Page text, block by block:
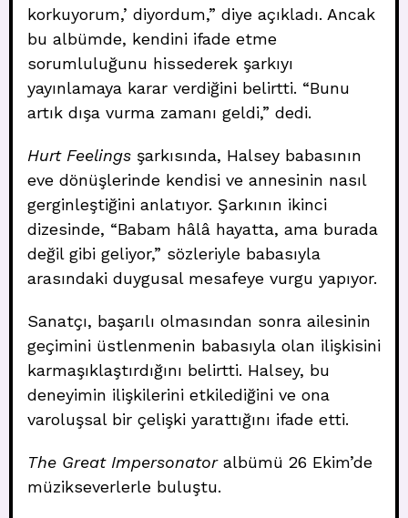
korkuyorum,’ diyordum,” diye açıkladı. Ancak
bu albümde, kendini ifade etme
sorumluluğunu hissederek şarkıyı
yayınlamaya karar verdiğini belirtti. “Bunu
artık dışa vurma zamanı geldi,” dedi.
Hurt Feelings şarkısında, Halsey babasının
eve dönüşlerinde kendisi ve annesinin nasıl
gerginleştiğini anlatıyor. Şarkının ikinci
dizesinde, “Babam hâlâ hayatta, ama burada
değil gibi geliyor,” sözleriyle babasıyla
arasındaki duygusal mesafeye vurgu yapıyor.
Sanatçı, başarılı olmasından sonra ailesinin
geçimini üstlenmenin babasıyla olan ilişkisini
karmaşıklaştırdığını belirtti. Halsey, bu
deneyimin ilişkilerini etkilediğini ve ona
varoluşsal bir çelişki yarattığını ifade etti.
The Great Impersonatoralbümü 26 Ekim’de
müzikseverlerle buluştu.